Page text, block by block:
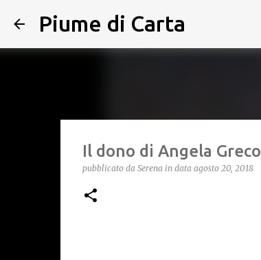
Piume di Carta
Il dono di Angela Greco
pubblicato da Serena in data agosto 20, 2018